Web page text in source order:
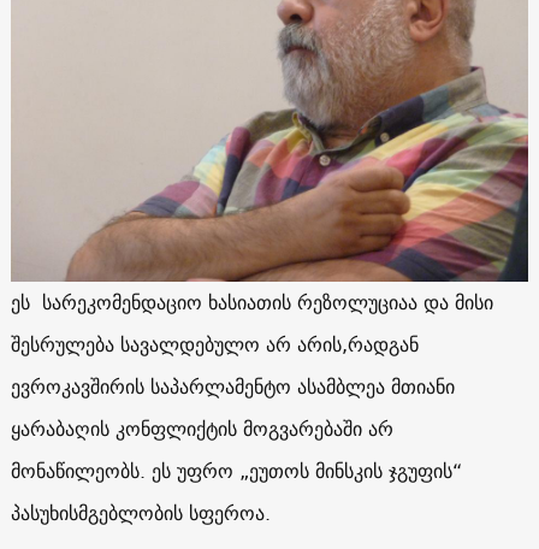
ეს სარეკომენდაციო ხასიათის რეზოლუციაა და მისი
შესრულება სავალდებულო არ არის,რადგან
ევროკავშირის საპარლამენტო ასამბლეა მთიანი
ყარაბაღის კონფლიქტის მოგვარებაში არ
მონაწილეობს. ეს უფრო „ეუთოს მინსკის ჯგუფის“
პასუხისმგებლობის სფეროა.